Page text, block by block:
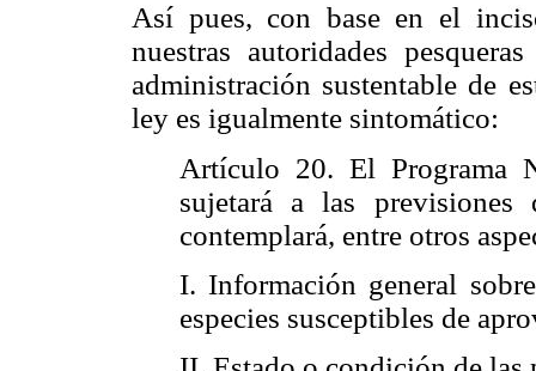
Así pues, con base en el
nuestras autoridades
administración sustentable de
ley es igualmente sintomático:
Artículo 20. El Programa
sujetará a las
contemplará, entre otros
I. Información general
especies susceptibles de